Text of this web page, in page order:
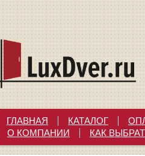
ГЛАВНАЯ КАТАЛОГ
О КОМПАНИИ
КАК